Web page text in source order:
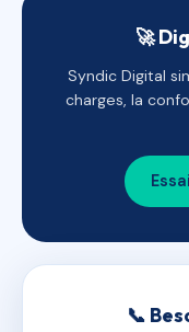
🚀
Syndic Digital
charges, la
📞